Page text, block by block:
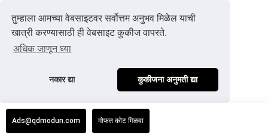
तुम्हाला आमच्या वेबसाइटवर सर्वोत्तम अनुभव मिळेल याची
खात्री करण्यासाठी ही वेबसाइट कुकीज वापरते.
अधिक जाणून घ्या
नकार द्या कुकीजना अनुमती द्या
Ads@qdmodun.com मोफत कोट मिळवा